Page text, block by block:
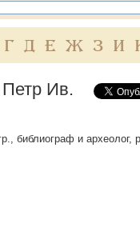
Г Д Е Ж З И
Ив.
библиограф и